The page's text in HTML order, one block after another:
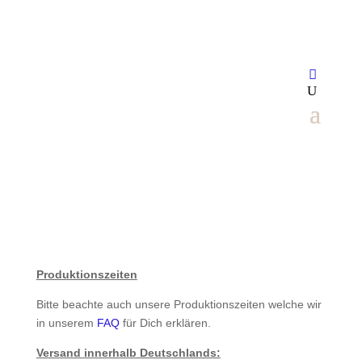
Produktionszeiten
Bitte beachte auch unsere Produktionszeiten welche wir
in unserem FAQfür Dich erklären.
Versand innerhalb Deutschlands: